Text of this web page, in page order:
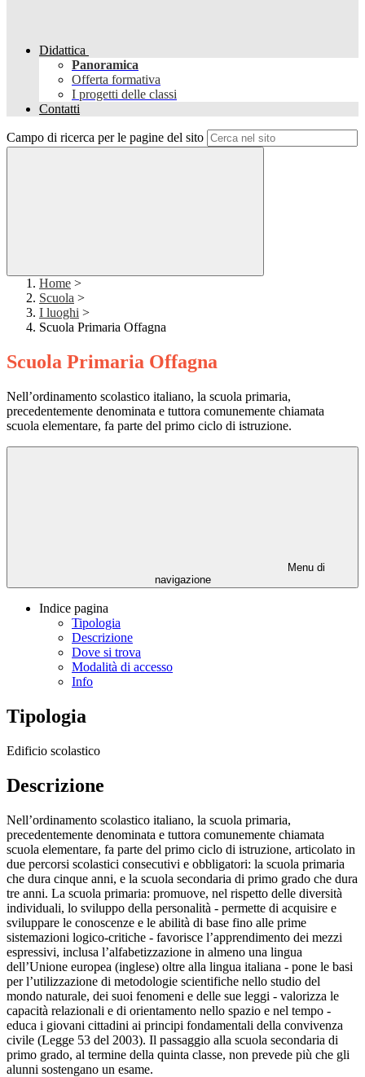
Didattica
Panoramica
Offerta formativa
I progetti delle classi
Contatti
Campo di ricerca per le pagine del sito
Home >
Scuola >
I luoghi >
Scuola Primaria Offagna
Scuola Primaria Offagna
Nell’ordinamento scolastico italiano, la scuola primaria,
precedentemente denominata e tuttora comunemente chiamata
scuola elementare, fa parte del primo ciclo di istruzione.
Menu di
navigazione
Indice pagina
Tipologia
Descrizione
Dove si trova
Modalità di accesso
Info
Tipologia
Edificio scolastico
Descrizione
Nell’ordinamento scolastico italiano, la scuola primaria,
precedentemente denominata e tuttora comunemente chiamata
scuola elementare, fa parte del primo ciclo di istruzione, articolato in
due percorsi scolastici consecutivi e obbligatori: la scuola primaria
che dura cinque anni, e la scuola secondaria di primo grado che dura
tre anni. La scuola primaria: promuove, nel rispetto delle diversità
individuali, lo sviluppo della personalità - permette di acquisire e
sviluppare le conoscenze e le abilità di base fino alle prime
sistemazioni logico-critiche - favorisce l’apprendimento dei mezzi
espressivi, inclusa l’alfabetizzazione in almeno una lingua
dell’Unione europea (inglese) oltre alla lingua italiana - pone le basi
per l’utilizzazione di metodologie scientifiche nello studio del
mondo naturale, dei suoi fenomeni e delle sue leggi - valorizza le
capacità relazionali e di orientamento nello spazio e nel tempo -
educa i giovani cittadini ai principi fondamentali della convivenza
civile (Legge 53 del 2003). Il passaggio alla scuola secondaria di
primo grado, al termine della quinta classe, non prevede più che gli
alunni sostengano un esame.